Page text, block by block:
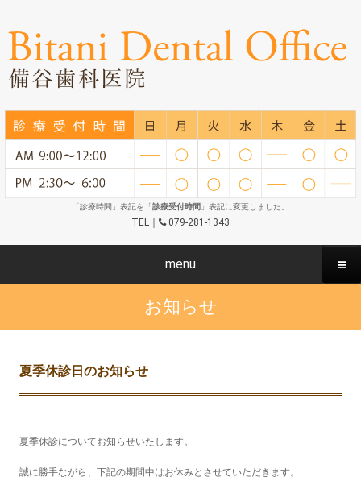
「診療時間」表記を「診療受付時間 」表記に変更しました。
TEL｜ 079-281-1343
menu
お知らせ
夏季休診日のお知らせ
夏季休診についてお知らせいたします。
誠に勝手ながら、下記の期間中はお休みとさせていただきます。